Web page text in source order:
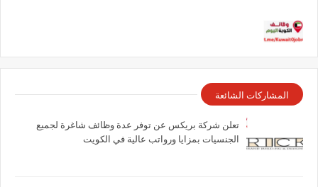
المشاركات الشائعة
تعلن شركة بريكس عن توفر عدة وظائف شاغرة لجميع
الجنسيات بمزايا ورواتب عالية في الكويت